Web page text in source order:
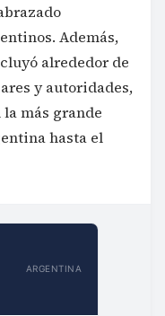
Además,
alrededor de
y autoridades,
más grande
hasta el
ARGENTINA